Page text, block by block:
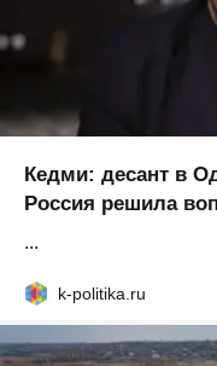
Кедми: десант в
Россия решила
...
k-politika.ru